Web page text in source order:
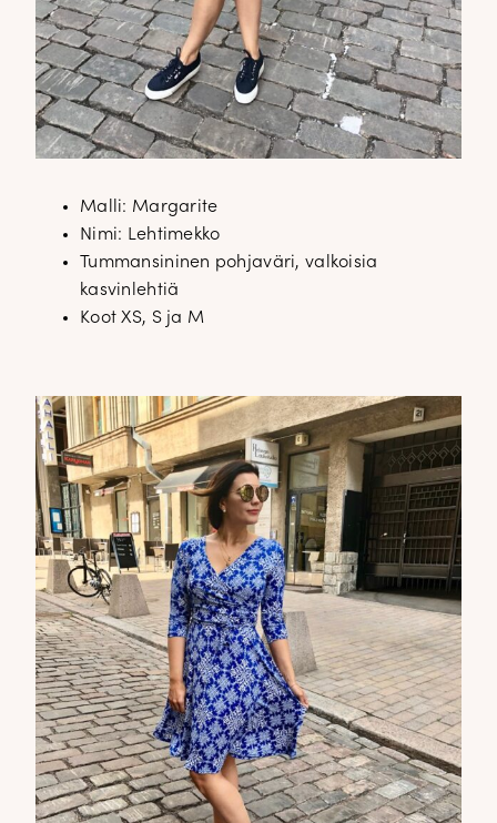
Malli: Margarite
Nimi: Lehtimekko
Tummansininen pohjaväri, valkoisia
kasvinlehtiä
Koot XS, S ja M